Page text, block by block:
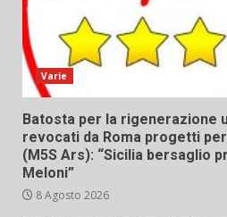
Varie
Batosta per la rigenerazione
revocati da Roma progetti
(M5S Ars): “Sicilia bersaglio
Meloni”
8 Agosto 2026